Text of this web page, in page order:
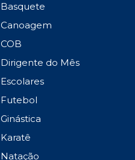
Basquete
Canoagem
COB
Dirigente do Mês
Escolares
Futebol
Ginástica
Karatê
Natação